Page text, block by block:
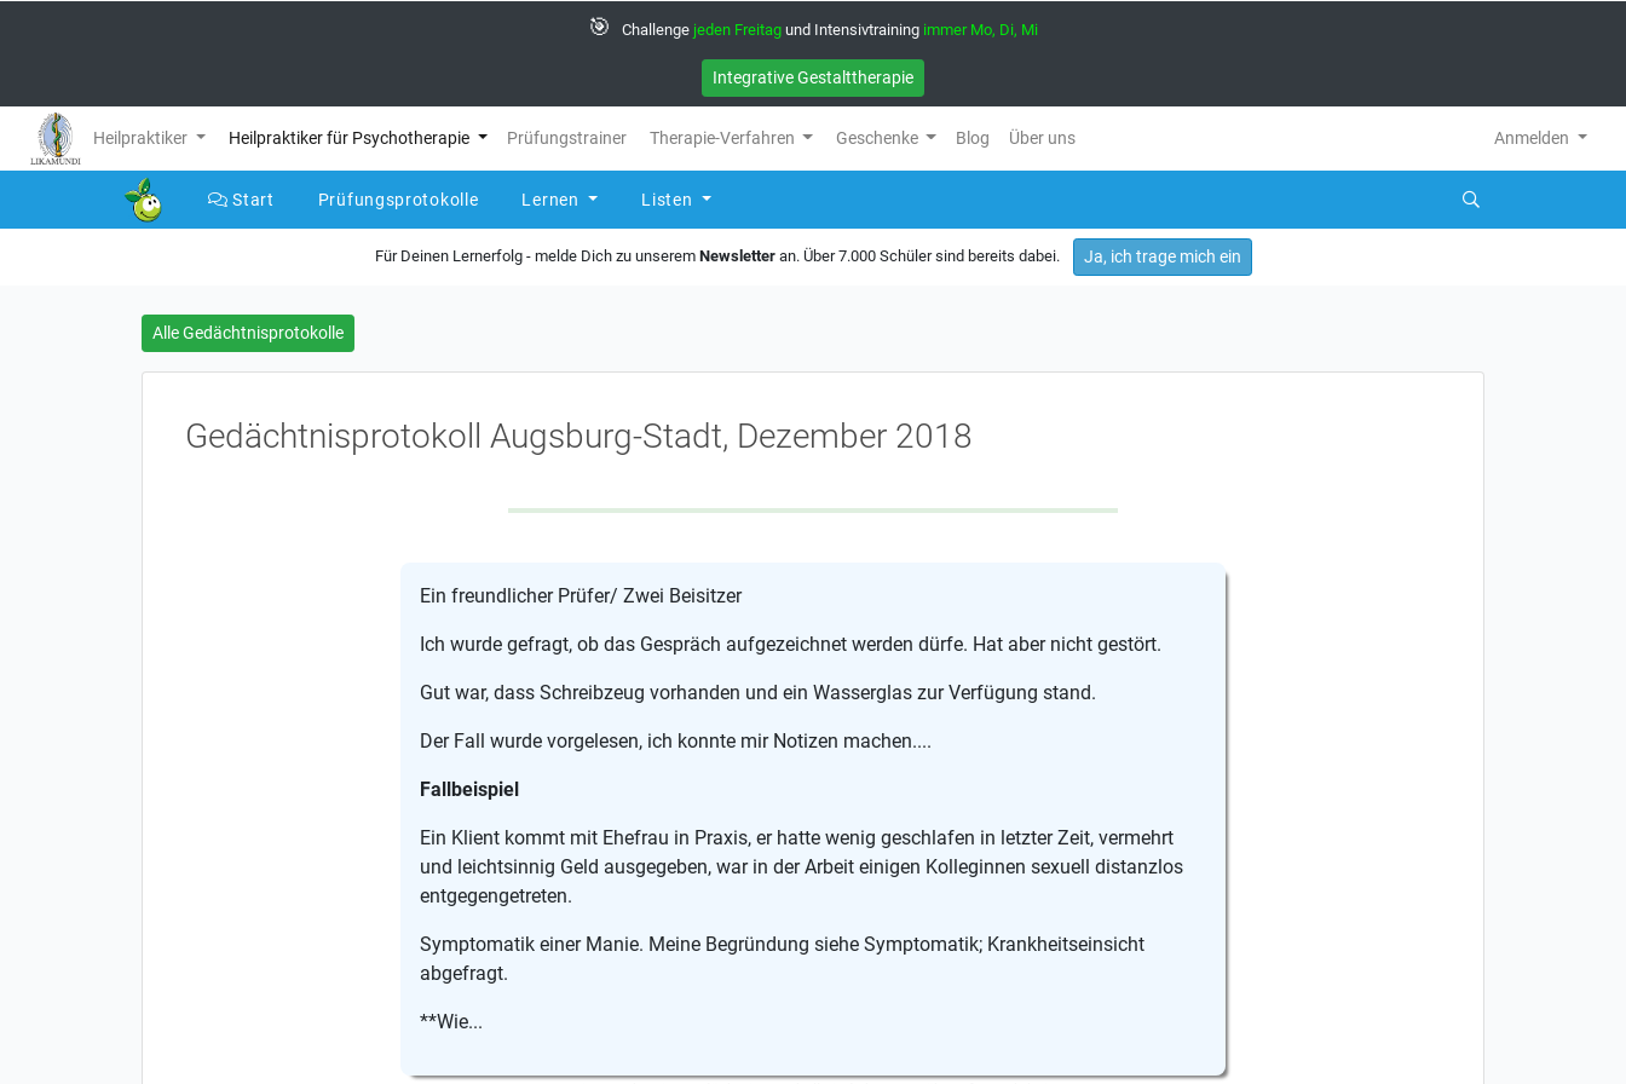
🎯 Challenge jeden Freitag und Intensivtraining immer Mo, Di, Mi
Integrative Gestalttherapie
Heilpraktiker Heilpraktiker für Psychotherapie Prüfungstrainer Therapie-Verfahren Geschenke Blog Über uns Anmelden
Start Prüfungsprotokolle Lernen Listen
Für Deinen Lernerfolg - melde Dich zu unserem Newsletteran. Über 7.000 Schüler sind bereits dabei. Ja, ich trage mich ein
Alle Gedächtnisprotokolle
Gedächtnisprotokoll Augsburg-Stadt, Dezember 2018
Ein freundlicher Prüfer/ Zwei Beisitzer
Ich wurde gefragt, ob das Gespräch aufgezeichnet werden dürfe. Hat aber nicht gestört.
Gut war, dass Schreibzeug vorhanden und ein Wasserglas zur Verfügung stand.
Der Fall wurde vorgelesen, ich konnte mir Notizen machen....
Fallbeispiel
Ein Klient kommt mit Ehefrau in Praxis, er hatte wenig geschlafen in letzter Zeit, vermehrt
und leichtsinnig Geld ausgegeben, war in der Arbeit einigen Kolleginnen sexuell distanzlos
entgegengetreten.
Symptomatik einer Manie. Meine Begründung siehe Symptomatik; Krankheitseinsicht
abgefragt.
**Wie...